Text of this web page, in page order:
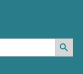
Search Button